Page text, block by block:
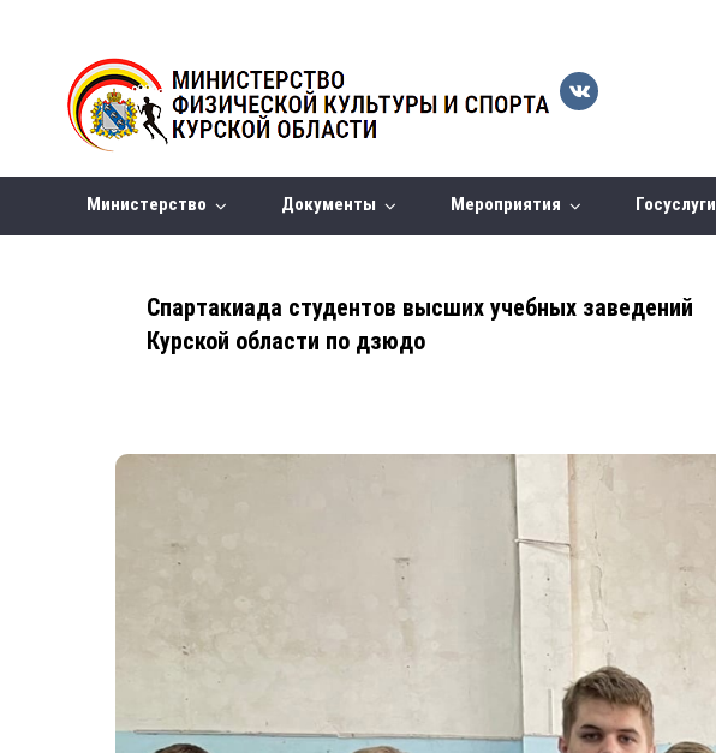
Министерство Документы Мероприятия Госуслуги
Спартакиада студентов высших учебных заведений
Курской области по дзюдо